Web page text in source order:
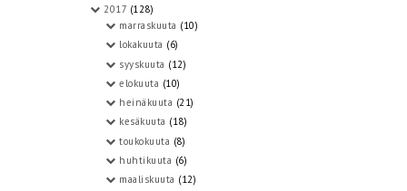
2017 (128)
marraskuuta (10)
lokakuuta (6)
syyskuuta (12)
elokuuta (10)
heinäkuuta (21)
kesäkuuta (18)
toukokuuta (8)
huhtikuuta (6)
maaliskuuta (12)